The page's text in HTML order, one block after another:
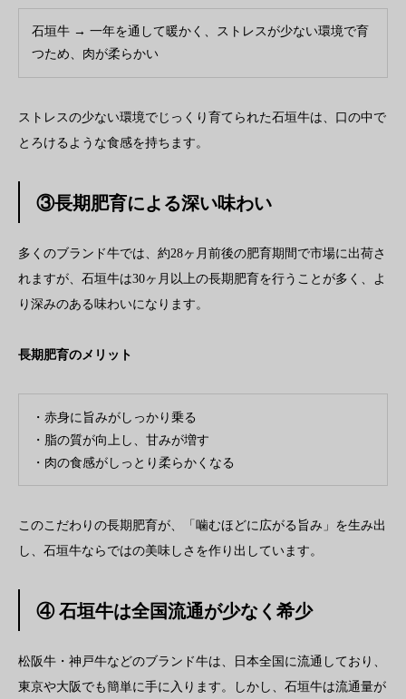
石垣牛 → 一年を通して暖かく、ストレスが少ない環境で育
つため、肉が柔らかい
ストレスの少ない環境でじっくり育てられた石垣牛は、口の中で
とろけるような食感を持ちます。
③長期肥育による深い味わい
多くのブランド牛では、約28ヶ月前後の肥育期間で市場に出荷さ
れますが、石垣牛は30ヶ月以上の長期肥育を行うことが多く、よ
り深みのある味わいになります。
長期肥育のメリット
・赤身に旨みがしっかり乗る
・脂の質が向上し、甘みが増す
・肉の食感がしっとり柔らかくなる
このこだわりの長期肥育が、「噛むほどに広がる旨み」を生み出
し、石垣牛ならではの美味しさを作り出しています。
④ 石垣牛は全国流通が少なく希少
松阪牛・神戸牛などのブランド牛は、日本全国に流通しており、
東京や大阪でも簡単に手に入ります。しかし、石垣牛は流通量が